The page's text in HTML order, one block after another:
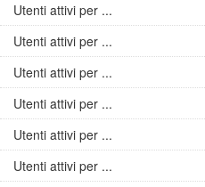
Utenti attivi per ...
Utenti attivi per ...
Utenti attivi per ...
Utenti attivi per ...
Utenti attivi per ...
Utenti attivi per ...